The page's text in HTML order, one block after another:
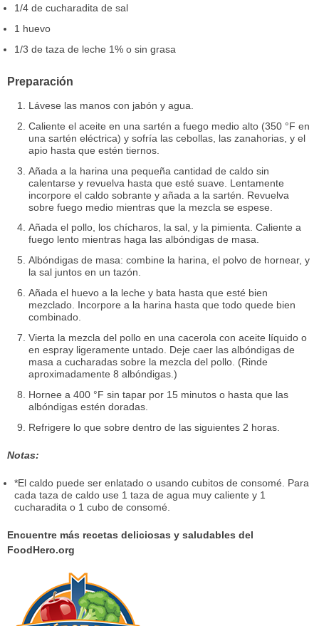
1/4 de cucharadita de sal
1 huevo
1/3 de taza de leche 1% o sin grasa
Preparación
Lávese las manos con jabón y agua.
Caliente el aceite en una sartén a fuego medio alto (350 °F en
una sartén eléctrica) y sofría las cebollas, las zanahorias, y el
apio hasta que estén tiernos.
Añada a la harina una pequeña cantidad de caldo sin
calentarse y revuelva hasta que esté suave. Lentamente
incorpore el caldo sobrante y añada a la sartén. Revuelva
sobre fuego medio mientras que la mezcla se espese.
Añada el pollo, los chícharos, la sal, y la pimienta. Caliente a
fuego lento mientras haga las albóndigas de masa.
Albóndigas de masa: combine la harina, el polvo de hornear, y
la sal juntos en un tazón.
Añada el huevo a la leche y bata hasta que esté bien
mezclado. Incorpore a la harina hasta que todo quede bien
combinado.
Vierta la mezcla del pollo en una cacerola con aceite líquido o
en espray ligeramente untado. Deje caer las albóndigas de
masa a cucharadas sobre la mezcla del pollo. (Rinde
aproximadamente 8 albóndigas.)
Hornee a 400 °F sin tapar por 15 minutos o hasta que las
albóndigas estén doradas.
Refrigere lo que sobre dentro de las siguientes 2 horas.
Notas:
*El caldo puede ser enlatado o usando cubitos de consomé. Para
cada taza de caldo use 1 taza de agua muy caliente y 1
cucharadita o 1 cubo de consomé.
Encuentre más recetas deliciosas y saludables del
FoodHero.org